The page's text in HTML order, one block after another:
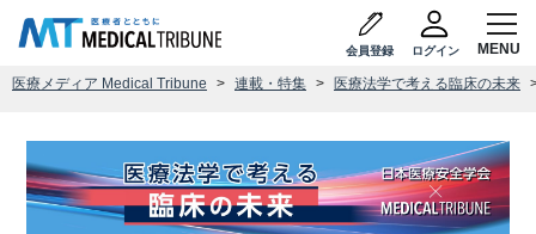
会員登録 ログイン
医療メディア Medical Tribune 連載・特集 医療法学で考える臨床の未来